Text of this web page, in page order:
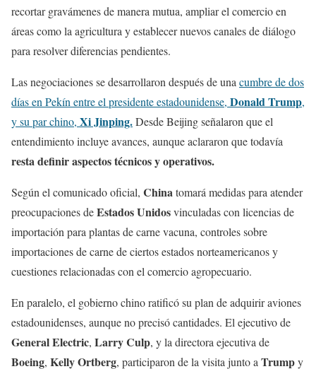
recortar gravámenes de manera mutua, ampliar el comercio en
áreas como la agricultura y establecer nuevos canales de diálogo
para resolver diferencias pendientes.
Las negociaciones se desarrollaron después de una cumbre de dos
días en Pekín entre el presidente estadounidense, Donald Trump,
y su par chino, Xi Jinping.Desde Beijing señalaron que el
entendimiento incluye avances, aunque aclararon que todavía
resta definir aspectos técnicos y operativos.
Según el comunicado oficial, Chinatomará medidas para atender
preocupaciones deEstados Unidosvinculadas con licencias de
importación para plantas de carne vacuna, controles sobre
importaciones de carne de ciertos estados norteamericanos y
cuestiones relacionadas con el comercio agropecuario.
En paralelo, el gobierno chino ratificó su plan de adquirir aviones
estadounidenses, aunque no precisó cantidades. El ejecutivo de
General Electric, Larry Culp, y la directora ejecutiva de
Boeing, Kelly Ortberg, participaron de la visita junto a Trumpy